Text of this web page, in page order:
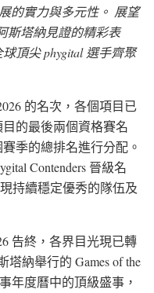
的實力與多元性。 展望
斯塔納見證的精彩表
頂尖 phygital 選手齊聚
的名次，各個項目已
的最後兩個資格賽名
季的總排名進行分配。
Contenders 晉級名
持續穩定優秀的隊伍及
告終，各界目光現已轉
塔納舉行的 Games of the
年度曆中的頂級盛事，